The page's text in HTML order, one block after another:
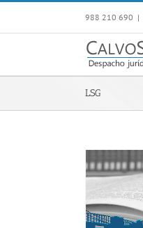
988 210 690 |
LSG